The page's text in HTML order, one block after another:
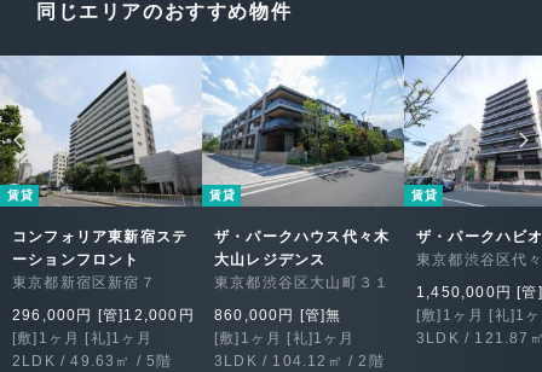
同じエリアのおすすめ物件
賃貸
コンフォリア東新宿ステ
ーションフロント
東京都新宿区新宿７
296,000円 [管]12,000円
[敷]1ヶ月 [礼]1ヶ月
2LDK / 49.63㎡ / 5階
賃貸
ザ・パークハウス代々木
大山レジデンス
東京都渋谷区大山町３１
860,000円 [管]無
[敷]1ヶ月 [礼]1ヶ月
3LDK / 104.12㎡ / 2階
賃貸
ザ・パークハビ
東京都渋谷区代
1,450,000円 [管
[敷]1ヶ月 [礼]1
3LDK / 121.87